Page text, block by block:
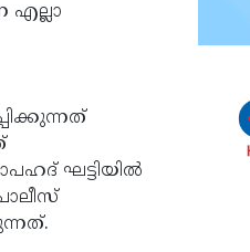
എല്ലാ
ഘട്ടിയില്‍